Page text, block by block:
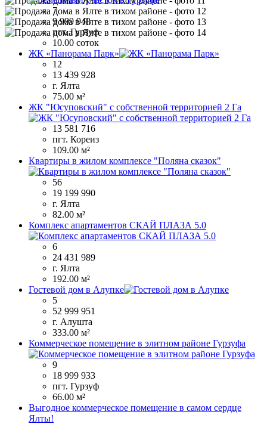
7
9 999 948
пгт. Гурзуф
10.00 соток
ЖК «Панорама Парк»
12
13 439 928
г. Ялта
75.00 м²
ЖК "Юсуповский" с собственной территорией 2 Га
13 581 716
пгт. Кореиз
109.00 м²
Квартиры в жилом комплексе "Поляна сказок"
56
19 199 990
г. Ялта
82.00 м²
Комплекс апартаментов СКАЙ ПЛАЗА 5.0
6
24 431 989
г. Ялта
192.00 м²
Гостевой дом в Алупке
5
52 999 951
г. Алушта
333.00 м²
Коммерческое помещение в элитном районе Гурзуфа
9
18 999 933
пгт. Гурзуф
66.00 м²
Выгодное коммерческое помещение в самом сердце
Ялты!